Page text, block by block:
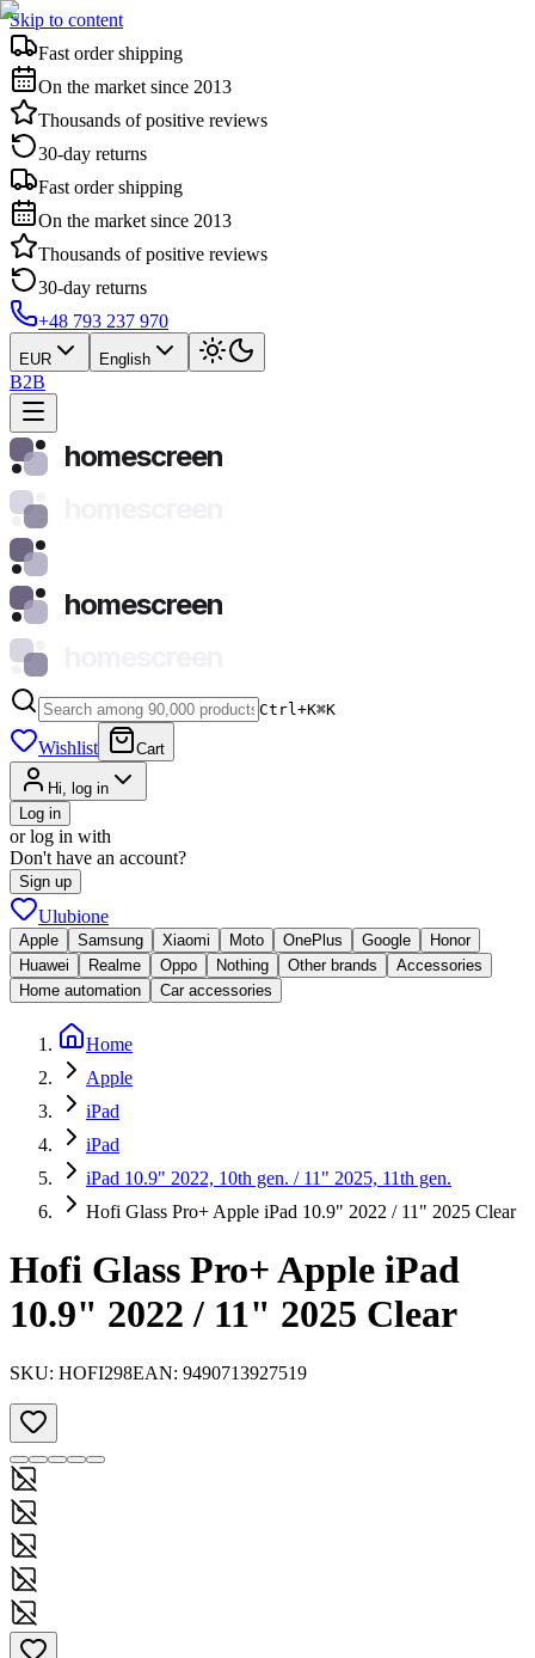
Skip to content
Fast order shipping
On the market since 2013
Thousands of positive reviews
30-day returns
Fast order shipping
On the market since 2013
Thousands of positive reviews
30-day returns
+48 793 237 970
EUR English
B2B
homescreen
homescreen
Ctrl+K⌘K
Wishlist Cart
Hi, log in
Log in
or log in with
Don't have an account?
Sign up
Ulubione
Apple Samsung Xiaomi Moto OnePlus Google
Honor
Huawei
Realme Oppo Nothing Other brands
Accessories
Home automation
Car accessories
Home
Apple
iPad
iPad
iPad 10.9" 2022, 10th gen. / 11" 2025, 11th gen.
Hofi Glass Pro+ Apple iPad 10.9" 2022 / 11" 2025 Clear
Hofi Glass Pro+ Apple iPad
10.9" 2022 / 11" 2025 Clear
SKU: HOFI298EAN: 9490713927519